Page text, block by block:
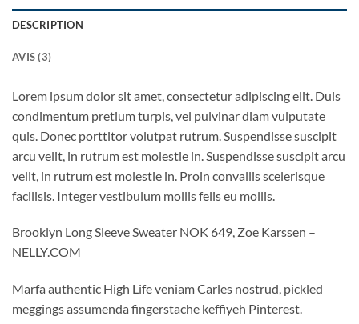
DESCRIPTION
AVIS (3)
Lorem ipsum dolor sit amet, consectetur adipiscing elit. Duis
condimentum pretium turpis, vel pulvinar diam vulputate
quis. Donec porttitor volutpat rutrum. Suspendisse suscipit
arcu velit, in rutrum est molestie in. Suspendisse suscipit arcu
velit, in rutrum est molestie in. Proin convallis scelerisque
facilisis. Integer vestibulum mollis felis eu mollis.
Brooklyn Long Sleeve Sweater NOK 649, Zoe Karssen –
NELLY.COM
Marfa authentic High Life veniam Carles nostrud, pickled
meggings assumenda fingerstache keffiyeh Pinterest.